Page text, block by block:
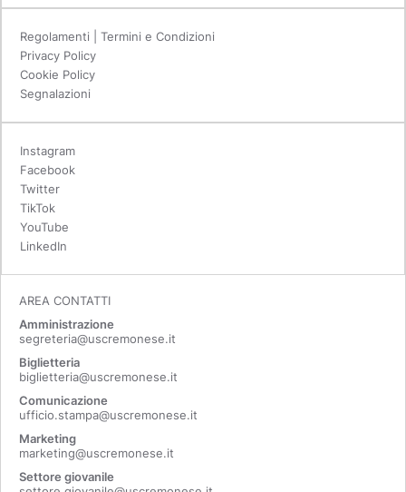
Regolamenti | Termini e Condizioni
Privacy Policy
Cookie Policy
Segnalazioni
Instagram
Facebook
Twitter
TikTok
YouTube
LinkedIn
AREA CONTATTI
Amministrazione
segreteria@uscremonese.it
Biglietteria
biglietteria@uscremonese.it
Comunicazione
ufficio.stampa@uscremonese.it
Marketing
marketing@uscremonese.it
Settore giovanile